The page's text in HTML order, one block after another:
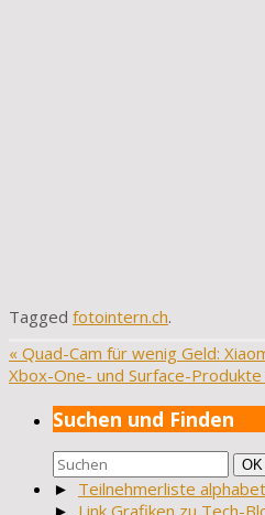
Tagged fotointern.ch.
« Quad-Cam für wenig Geld:
Xbox-One- und Surface-
Suchen und Finden
Suchen
nach:
OK
► Teilnehmerliste